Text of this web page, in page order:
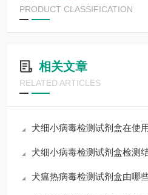
PRODUCT CLASSIFICATION
相关文章
RELATED ARTICLES
犬细小病毒检测试剂盒在使用
犬细小病毒检测试剂盒检测
犬瘟热病毒检测试剂盒由哪